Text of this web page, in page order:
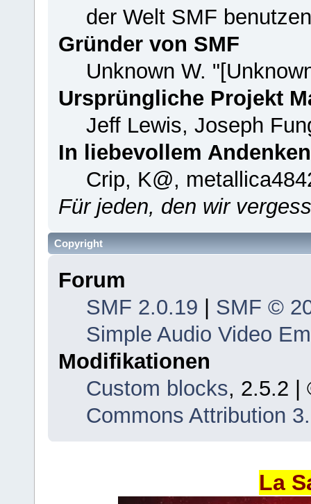
der Welt SMF
Gründer von SMF
Unknown W.
Ursprüngliche Projekt
Jeff Lewis, Joseph
In liebevollem
Crip, K@,
Für jeden, den wir
Copyright
Forum
SMF 2.0.19
SMF ©
Simple Audio Video
Modifikationen
Custom blocks, 2.5.2 |
Commons Attribution
La